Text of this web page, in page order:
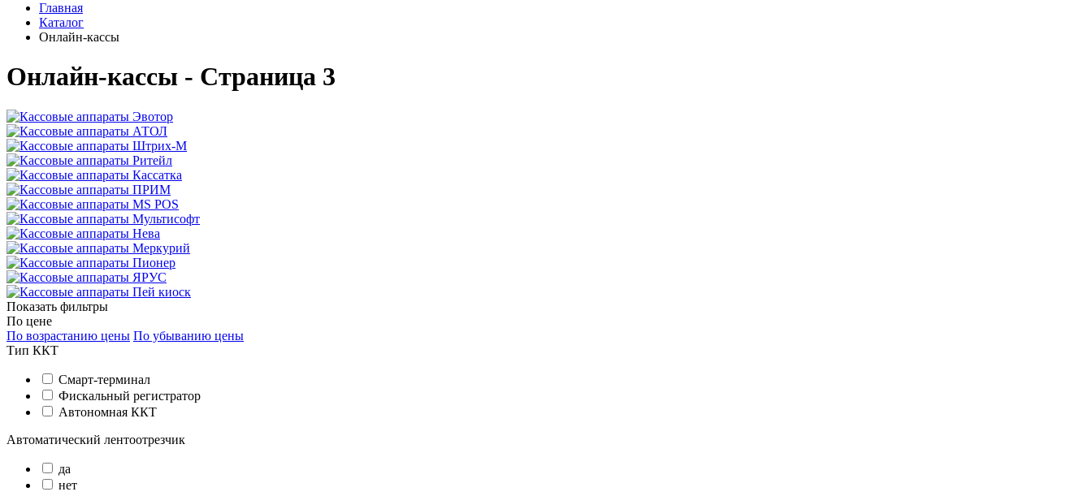
Главная
Каталог
Онлайн-кассы
Онлайн-кассы - Страница 3
Показать фильтры
По цене
По возрастанию цены По убыванию цены
Тип ККТ
Смарт-терминал
Фискальный регистратор
Автономная ККТ
Автоматический лентоотрезчик
да
нет